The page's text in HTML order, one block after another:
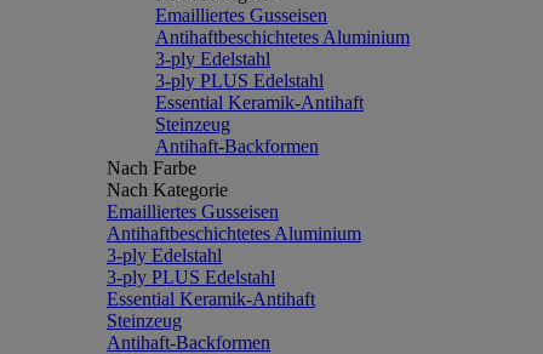
Emailliertes Gusseisen
Antihaftbeschichtetes Aluminium
3-ply Edelstahl
3-ply PLUS Edelstahl
Essential Keramik-Antihaft
Steinzeug
Antihaft-Backformen
Nach Farbe
Nach Kategorie
Emailliertes Gusseisen
Antihaftbeschichtetes Aluminium
3-ply Edelstahl
3-ply PLUS Edelstahl
Essential Keramik-Antihaft
Steinzeug
Antihaft-Backformen